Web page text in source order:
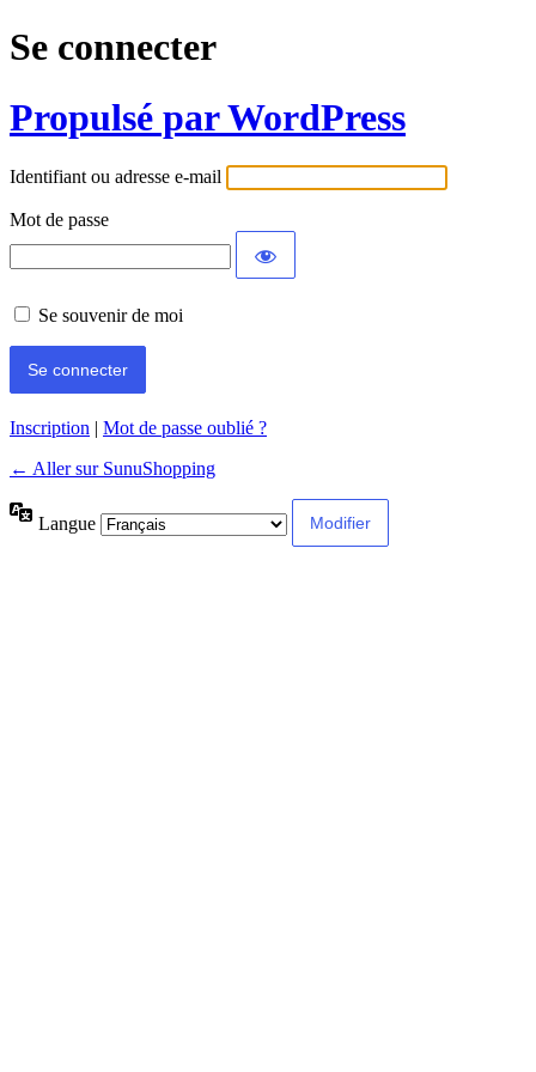
Se connecter
Propulsé par WordPress
Identifiant ou adresse e-mail
Mot de passe
Se souvenir de moi
Inscription | Mot de passe oublié ?
← Aller sur SunuShopping
Langue